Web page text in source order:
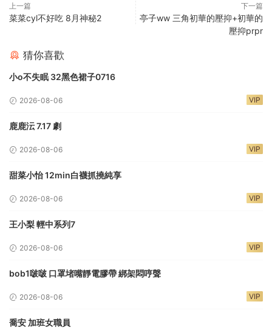
上一篇
菜菜cyl不好吃 8月神秘2
下一篇
亭子ww 三角初華的壓抑+初華的
壓抑prpr
猜你喜歡
小o不失眠 32黑色裙子0716
2026-08-06 VIP
鹿鹿沄 7.17 劇
2026-08-06 VIP
甜菜小怡 12min白襪抓撓純享
2026-08-06 VIP
王小梨 輕中系列7
2026-08-06 VIP
bob1啵啵 口罩堵嘴靜電膠帶 綁架悶哼聲
2026-08-06 VIP
喬安 加班女職員